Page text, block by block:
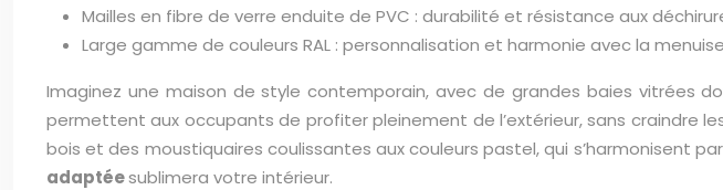
Mailles en fibre de verre enduite de PVC : durabilité et résistance aux
Large gamme de couleurs RAL : personnalisation et harmonie avec la
Imaginez une maison de style contemporain, avec de grandes baies vitrées
permettent aux occupants de profiter pleinement de l’extérieur, sans craindre
bois et des moustiquaires coulissantes aux couleurs pastel, qui s’harmonisent
adaptéesublimera votre intérieur.